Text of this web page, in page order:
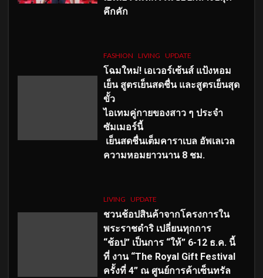
คึกคัก
FASHION LIVING UPDATE
โฉมใหม่! เอเวอร์เซ้นส์ แป้งหอม
เย็น สูตรเย็นสดชื่น และสูตรเย็นสุด
ขั้ว
ไอเทมคู่กายของสาว ๆ ประจำ
ซัมเมอร์นี้
เย็นสดชื่นเต็มคาราเบล อัพเลเวล
ความหอมยาวนาน 8 ชม.
LIVING UPDATE
ชวนช้อปสินค้าจากโครงการใน
พระราชดำริ เปลี่ยนทุกการ
“ช้อป” เป็นการ “ให้” 6-12 ธ.ค. นี้
ที่ งาน “The Royal Gift Festival
ครั้งที่ 4” ณ ศูนย์การค้าเซ็นทรัล